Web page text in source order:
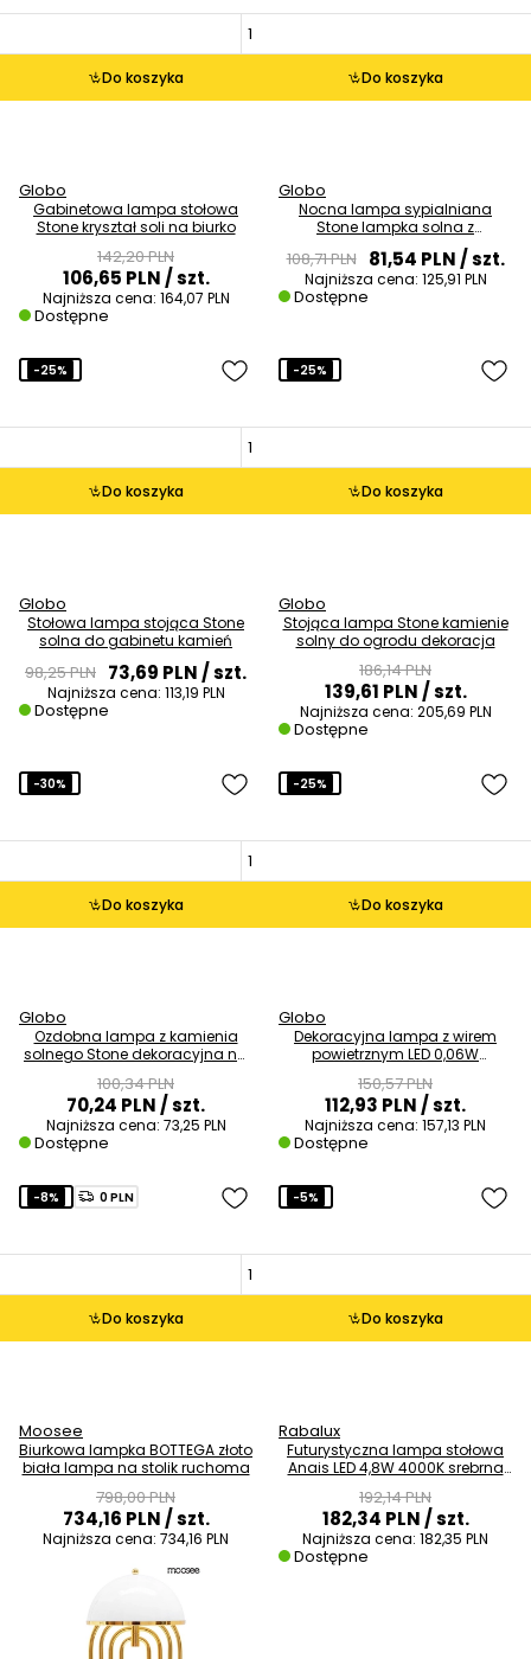
Do koszyka
Globo
Gabinetowa lampa stołowa
Stone kryształ soli na biurko
142,20 PLN
106,65 PLN/ szt.
Najniższa cena: 164,07 PLN
Dostępne
Do koszyka
Globo
Nocna lampa sypialniana
Stone lampka solna z
108,71 PLN 81,54 PLN/ szt.
Najniższa cena: 125,91 PLN
Dostępne
Do koszyka
-25%
Globo
Stołowa lampa stojąca Stone
solna do gabinetu kamień
98,25 PLN 73,69 PLN/ szt.
Najniższa cena: 113,19 PLN
Dostępne
Do koszyka
-25%
Globo
Stojąca lampa Stone kamienie
solny do ogrodu dekoracja
186,14 PLN
139,61 PLN/ szt.
Najniższa cena: 205,69 PLN
Dostępne
Do koszyka
-30%
Globo
Ozdobna lampa z kamienia
solnego Stone dekoracyjna na
100,34 PLN
70,24 PLN/ szt.
Najniższa cena: 73,25 PLN
Dostępne
Do koszyka
-25%
Globo
Dekoracyjna lampa z wirem
powietrznym LED 0,06W
150,57 PLN
112,93 PLN/ szt.
Najniższa cena: 157,13 PLN
Dostępne
Do koszyka
-8% 0 PLN
Moosee
Biurkowa lampka BOTTEGA złoto
biała lampa na stolik ruchoma
798,00 PLN
734,16 PLN/ szt.
Najniższa cena: 734,16 PLN
Do koszyka
-5%
Rabalux
Futurystyczna lampa stołowa
Anais LED 4,8W 4000K srebrna
192,14 PLN
182,34 PLN/ szt.
Najniższa cena: 182,35 PLN
Dostępne